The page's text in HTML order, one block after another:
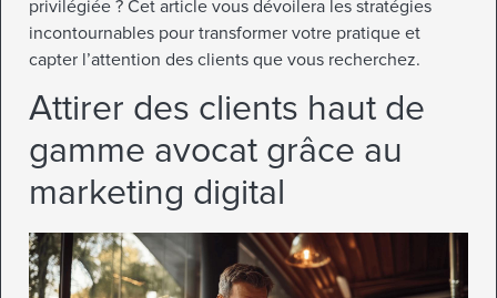
privilégiée ? Cet article vous dévoilera les stratégies
incontournables pour transformer votre pratique et
capter l’attention des clients que vous recherchez.
Attirer des clients haut de
gamme avocat grâce au
marketing digital